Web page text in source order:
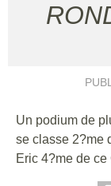
Un podium de
se classe 2?me
Eric 4?me de